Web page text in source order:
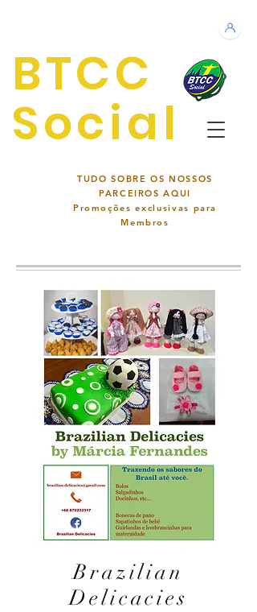
BTCC
Social
TUDO SOBRE OS NOSSOS
PARCEIROS AQUI
Promoções exclusivas para
Membros
Brazilian
Delicacies